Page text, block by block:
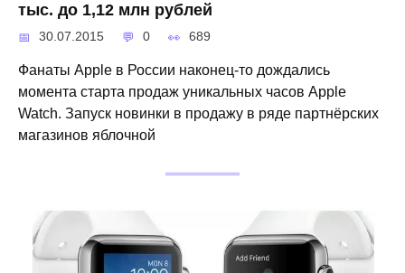
тыс. до 1,12 млн рублей
30.07.2015 0 689
Фанаты Apple в России наконец-то дождались
момента старта продаж уникальных часов Apple
Watch. Запуск новинки в продажу в ряде партнёрских
магазинов яблочной